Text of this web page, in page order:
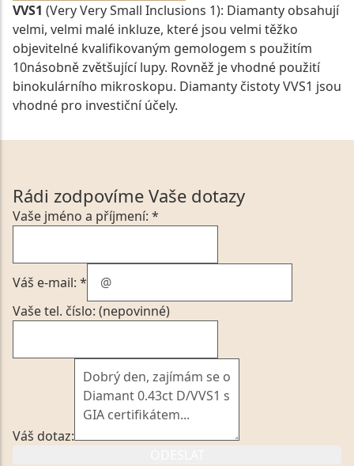
VVS1 (Very Very Small Inclusions 1): Diamanty obsahují
velmi, velmi malé inkluze, které jsou velmi těžko
objevitelné kvalifikovaným gemologem s použitím
10násobně zvětšující lupy. Rovněž je vhodné použití
binokulárního mikroskopu. Diamanty čistoty VVS1 jsou
vhodné pro investiční účely.
Rádi zodpovíme Vaše dotazy
Vaše jméno a příjmení: *
Váš e-mail: *
Vaše tel. číslo: (nepovinné)
Váš dotaz: